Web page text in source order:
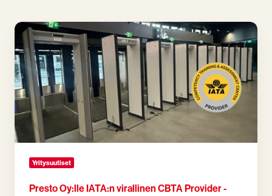
Presto
Oy:lle
IATA:n
virallinen
CBTA
Provider
-
hyväksyntä
Yritysuutiset
Presto Oy:lle IATA:n virallinen CBTA Provider -